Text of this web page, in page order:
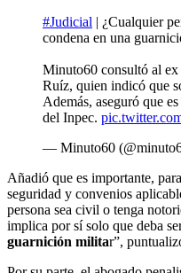
#Judicial | ¿Cualquier
condena en una
Minuto60 consultó al
Ruíz, quien indicó que
Además, aseguró que
del Inpec.
— Minuto60
Añadió que es importante,
seguridad y convenios
persona sea civil o tenga
implica por sí solo que deba
guarnición militar”,